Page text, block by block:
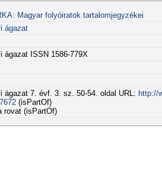
Magyar folyóiratok tartalomjegyzékei
ágazat
ágazat ISSN 1586-779X
ágazat 7. évf. 3. sz. 50-54. oldal URL: http://
(isPartOf)
rovat (isPartOf)